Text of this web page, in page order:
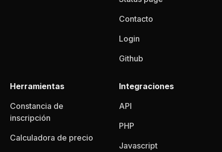
Contacto
Login
Github
Herramientas
Constancia de
inscripción
Calculadora de precio
Integraciones
API
PHP
Javascript